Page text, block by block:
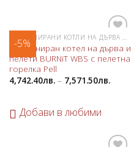
-5%
Добави
в
любими
КОМБИНИРАНИ КОТЛИ НА ДЪРВА И ПЕЛЕТИ
Комбиниран котел на дърва и
пелети BURNiT WBS с пелетна
горелка Pell
4,742.40лв.– 7,571.50лв.
Добави в любими